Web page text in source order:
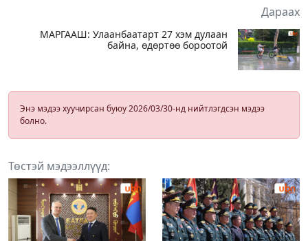
Дараах
МАРГААШ: Улаанбаатарт 27 хэм дулаан
байна, өдөртөө бороотой
Энэ мэдээ хуучирсан буюу 2026/03/30-нд нийтлэгдсэн мэдээ
болно.
Төстэй мэдээллүүд: